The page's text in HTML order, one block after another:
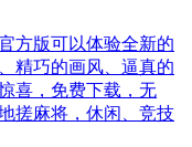
方版可以体验全新的
精巧的画风、逼真的
喜，免费下载，无
搓麻将，休闲、竞技